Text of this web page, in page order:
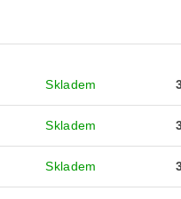
Skladem
Skladem
Skladem